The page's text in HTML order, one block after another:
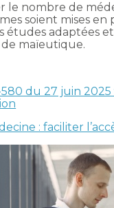
le nombre de
soient mises
études adaptées
maïeutique.
du 27 juin
: faciliter